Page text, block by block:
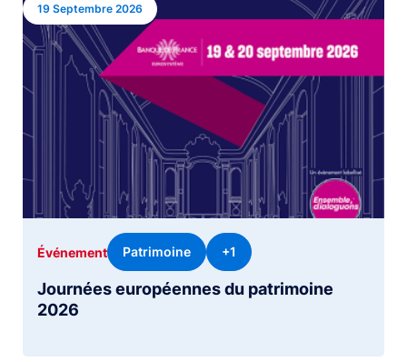
19 Septembre 2026
Journées européennes du patrimoine
2026
Événement Patrimoine +1